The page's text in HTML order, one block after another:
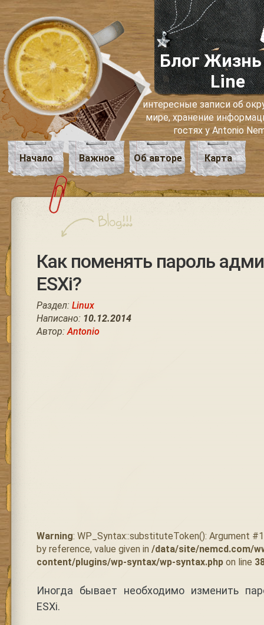
Блог Жизнь
Line
интересные записи об
мире, хранение
гостях у Antonio
Начало Важное Об авторе Карта
Как поменять пароль
ESXi?
Раздел: Linux
Написано: 10.12.2014
Автор:Antonio
Warning: WP_Syntax::substituteToken(): Argument
by reference, value given in /data/site/nemcd.com/
content/plugins/wp-syntax/wp-syntax.phpon line
Иногда бывает необходимо изменить
ESXi.